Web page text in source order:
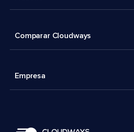
Comparar Cloudways
Empresa